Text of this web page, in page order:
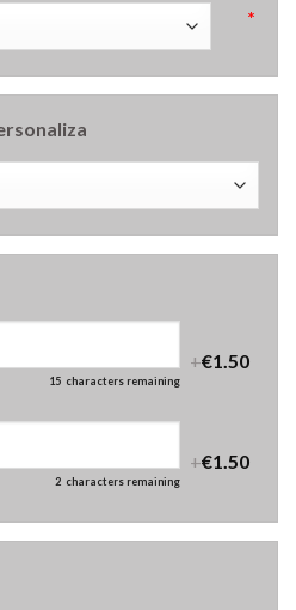
*
15 characters remaining
+€1.50
2 characters remaining
+€1.50